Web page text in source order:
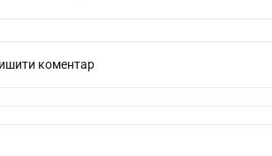
коментар